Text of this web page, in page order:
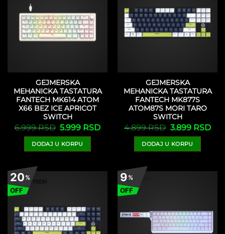
GEJMERSKA
MEHANICKA TASTATURA
FANTECH MK614 ATOM
X66 BEZ ICE APRICOT
SWITCH
6.999RSD Originalna
cena
je
bila:
6.999 RSD.
5.999 RSDTrenutna
DODAJ U KORPU
GEJMERSKA
MEHANICKA TASTATURA
FANTECH MK877S
ATOM87S MORI TARO
SWITCH
4.899RSD Originalna
cena
je
bila:
4.899 RSD.
3.899 RSD
DODAJ U KORPU
20%
OFF
9%
OFF